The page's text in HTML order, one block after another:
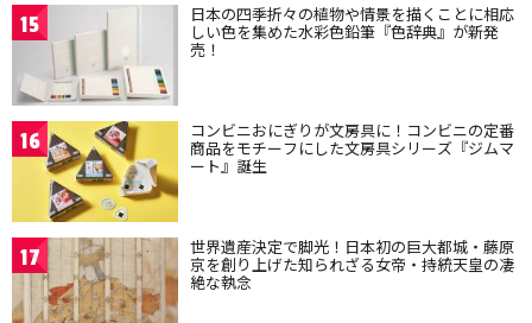
15 日本の四季折々の植物や情景を描くことに相応
しい色を集めた水彩色鉛筆『色辞典』が新発
売！
16 コンビニおにぎりが文房具に！コンビニの定番
商品をモチーフにした文房具シリーズ『ジムマ
ート』誕生
17 世界遺産決定で脚光！日本初の巨大都城・藤原
京を創り上げた知られざる女帝・持統天皇の凄
絶な執念